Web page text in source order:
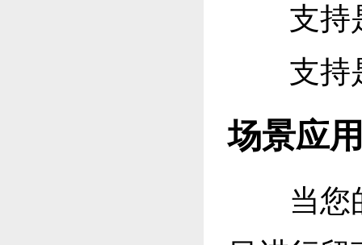
支持是
支持是
场景应
当您的